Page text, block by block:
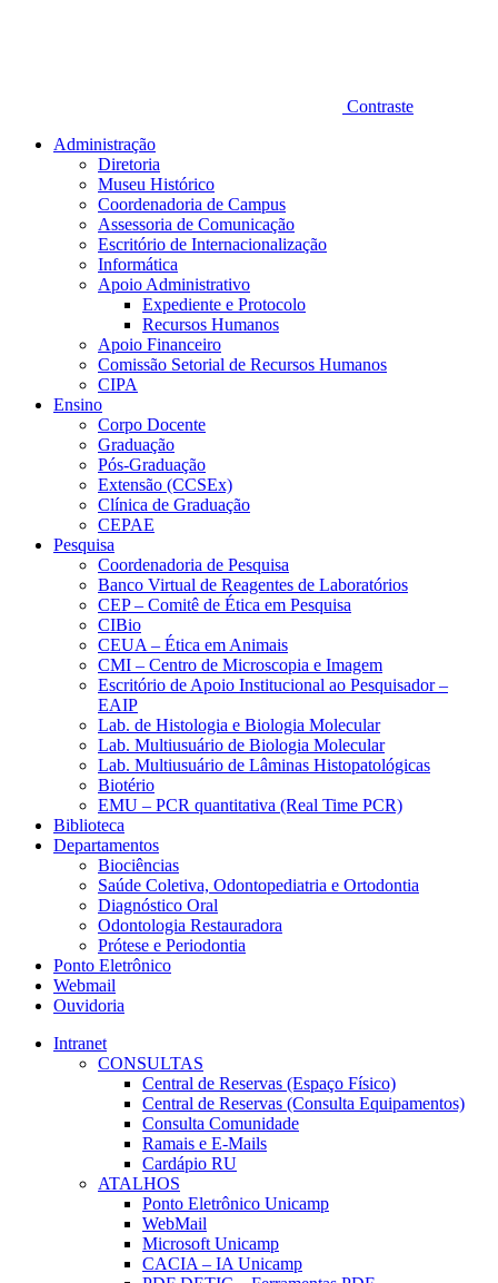
Contraste
Administração
Diretoria
Museu Histórico
Coordenadoria de Campus
Assessoria de Comunicação
Escritório de Internacionalização
Informática
Apoio Administrativo
Expediente e Protocolo
Recursos Humanos
Apoio Financeiro
Comissão Setorial de Recursos Humanos
CIPA
Ensino
Corpo Docente
Graduação
Pós-Graduação
Extensão (CCSEx)
Clínica de Graduação
CEPAE
Pesquisa
Coordenadoria de Pesquisa
Banco Virtual de Reagentes de Laboratórios
CEP – Comitê de Ética em Pesquisa
CIBio
CEUA – Ética em Animais
CMI – Centro de Microscopia e Imagem
Escritório de Apoio Institucional ao Pesquisador –
EAIP
Lab. de Histologia e Biologia Molecular
Lab. Multiusuário de Biologia Molecular
Lab. Multiusuário de Lâminas Histopatológicas
Biotério
EMU – PCR quantitativa (Real Time PCR)
Biblioteca
Departamentos
Biociências
Saúde Coletiva, Odontopediatria e Ortodontia
Diagnóstico Oral
Odontologia Restauradora
Prótese e Periodontia
Ponto Eletrônico
Webmail
Ouvidoria
Intranet
CONSULTAS
Central de Reservas (Espaço Físico)
Central de Reservas (Consulta Equipamentos)
Consulta Comunidade
Ramais e E-Mails
Cardápio RU
ATALHOS
Ponto Eletrônico Unicamp
WebMail
Microsoft Unicamp
CACIA – IA Unicamp